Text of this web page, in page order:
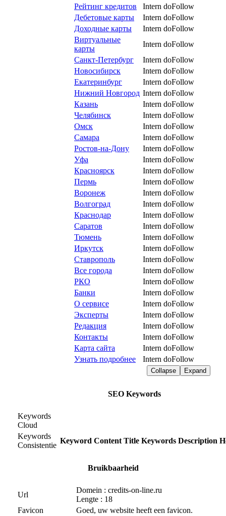
Рейтинг кредитов
Intern doFollow
Дебетовые карты
Intern doFollow
Доходные карты
Intern doFollow
Виртуальные
карты
Intern doFollow
Санкт-Петербург
Intern doFollow
Новосибирск
Intern doFollow
Екатеринбург
Intern doFollow
Нижний Новгород Intern doFollow
Казань
Intern doFollow
Челябинск
Intern doFollow
Омск
Intern doFollow
Самара
Intern doFollow
Ростов-на-Дону
Intern doFollow
Уфа
Intern doFollow
Красноярск
Intern doFollow
Пермь
Intern doFollow
Воронеж
Intern doFollow
Волгоград
Intern doFollow
Краснодар
Intern doFollow
Саратов
Intern doFollow
Тюмень
Intern doFollow
Иркутск
Intern doFollow
Ставрополь
Intern doFollow
Все города
Intern doFollow
РКО
Intern doFollow
Банки
Intern doFollow
О сервисе
Intern doFollow
Эксперты
Intern doFollow
Редакция
Intern doFollow
Контакты
Intern doFollow
Карта сайта
Intern doFollow
Узнать подробнее
Intern doFollow
Expand
Collapse
SEO Keywords
Keywords
Cloud
Keywords
Consistentie
Keyword Content Title Keywords Description
Bruikbaarheid
Url
Domein : credits-on-line.ru
Lengte : 18
Favicon
Goed, uw website heeft een favicon.